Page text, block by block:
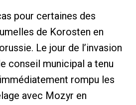
pour certaines des
de Korosten en
Le jour de l’invasion
conseil municipal a tenu
rompu les
avec Mozyr en